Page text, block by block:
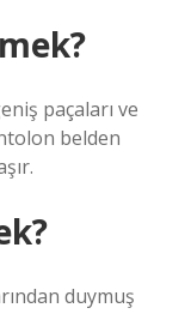
paçaları ve
belden
duymuş